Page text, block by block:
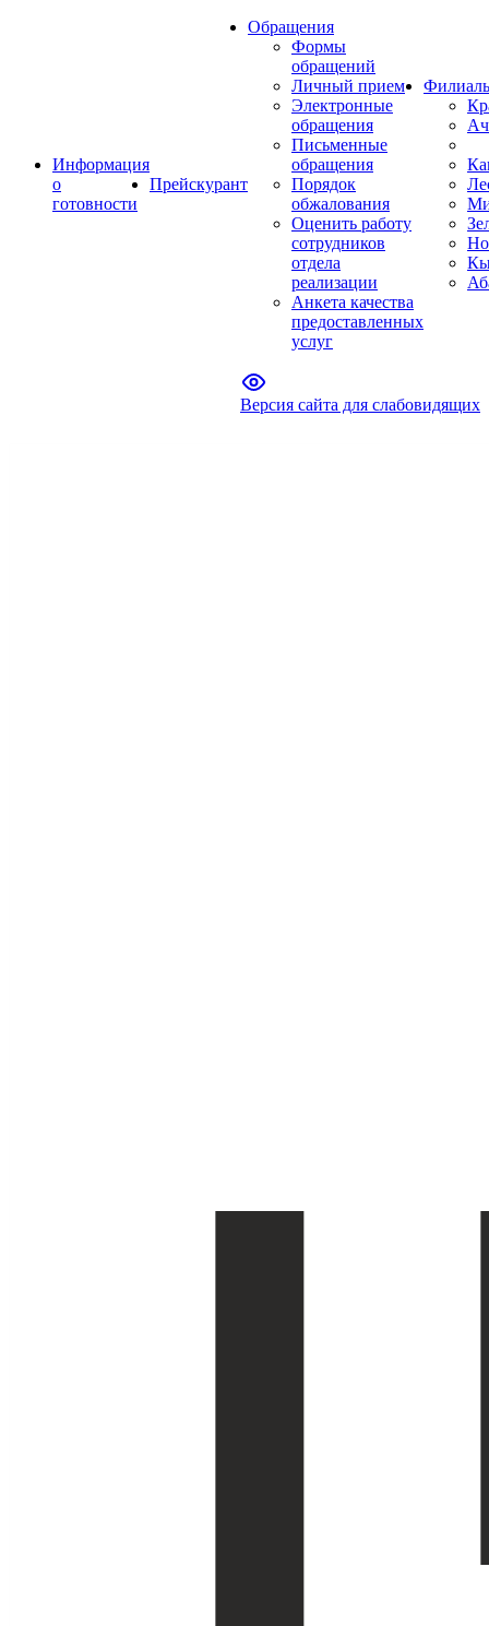
Информация
о
готовности
Прейскурант
Обращения
Формы
обращений
Личный прием
Электронные
обращения
Письменные
обращения
Порядок
обжалования
Оценить работу
сотрудников
отдела
реализации
Анкета качества
предоставленных
услуг
Версия сайта для слабовидящих